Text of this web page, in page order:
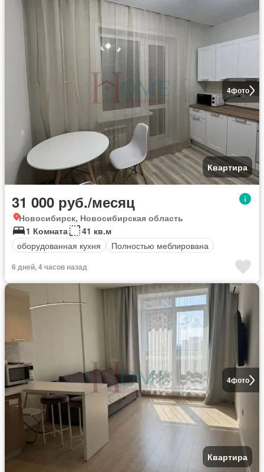
4фото
Квартира
31 000 руб./месяц
Новосибирск, Новосибирская область
1 Комната
41 кв.м
оборудованная кухня
Полностью меблирована
6 дней, 4 часов назад
4фото
Квартира